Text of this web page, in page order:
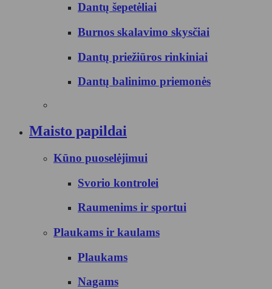
Dantų šepetėliai
Burnos skalavimo skysčiai
Dantų priežiūros rinkiniai
Dantų balinimo priemonės
Maisto papildai
Kūno puoselėjimui
Svorio kontrolei
Raumenims ir sportui
Plaukams ir kaulams
Plaukams
Nagams